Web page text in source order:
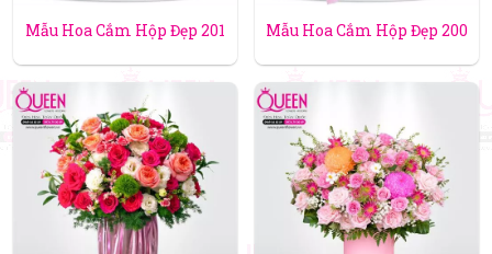
Mẫu Hoa Cắm Hộp Đẹp 201 Mẫu Hoa Cắm Hộp Đẹp 200